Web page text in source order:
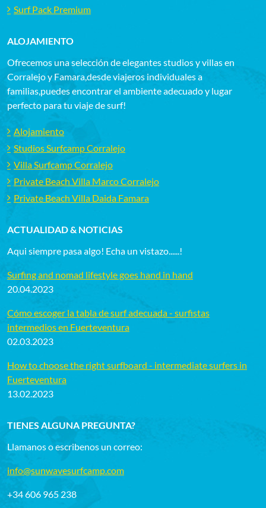
Surf Pack Premium
ALOJAMIENTO
Ofrecemos una selección de elegantes studios y villas en
Corralejo y Famara,desde viajeros individuales a
familias,puedes encontrar el ambiente adecuado y lugar
perfecto para tu viaje de surf!
Alojamiento
Studios Surfcamp Corralejo
Villa Surfcamp Corralejo
Private Beach Villa Marco Corralejo
Private Beach Villa Daida Famara
ACTUALIDAD & NOTICIAS
Aqui siempre pasa algo! Echa un vistazo......!
Surfing and nomad lifestyle goes hand in hand
20.04.2023
Cómo escoger la tabla de surf adecuada - surfistas
intermedios en Fuerteventura
02.03.2023
How to choose the right surfboard - intermediate surfers in
Fuerteventura
13.02.2023
TIENES ALGUNA PREGUNTA?
Llamanos o escribenos un correo:
info@sunwavesurfcamp.com
+34 606 965 238